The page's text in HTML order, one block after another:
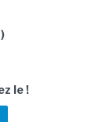
le !